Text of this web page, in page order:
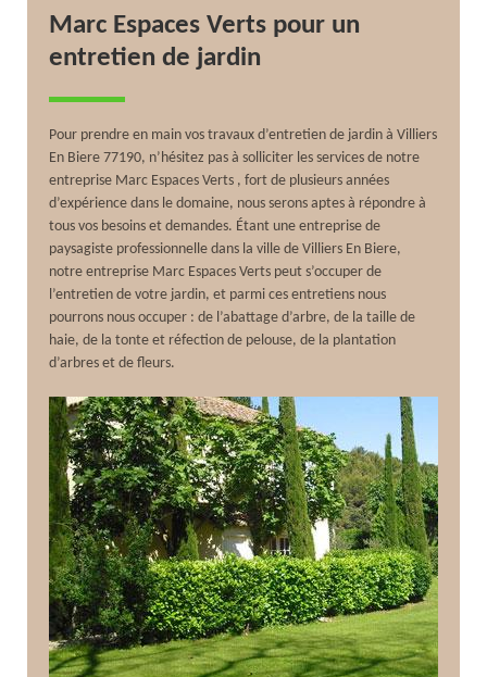
Marc Espaces Verts pour un
entretien de jardin
Pour prendre en main vos travaux d’entretien de jardin à Villiers
En Biere 77190, n’hésitez pas à solliciter les services de notre
entreprise Marc Espaces Verts , fort de plusieurs années
d’expérience dans le domaine, nous serons aptes à répondre à
tous vos besoins et demandes. Étant une entreprise de
paysagiste professionnelle dans la ville de Villiers En Biere,
notre entreprise Marc Espaces Verts peut s’occuper de
l’entretien de votre jardin, et parmi ces entretiens nous
pourrons nous occuper : de l’abattage d’arbre, de la taille de
haie, de la tonte et réfection de pelouse, de la plantation
d’arbres et de fleurs.